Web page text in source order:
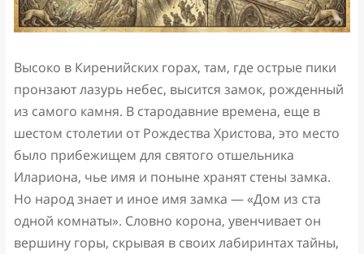
Высоко в Киренийских горах, там, где острые пики
пронзают лазурь небес, высится замок, рожденный
из самого камня. В стародавние времена, еще в
шестом столетии от Рождества Христова, это место
было прибежищем для святого отшельника
Илариона, чье имя и поныне хранят стены замка.
Но народ знает и иное имя замка — «Дом из ста
одной комнаты». Словно корона, увенчивает он
вершину горы, скрывая в своих лабиринтах тайны,